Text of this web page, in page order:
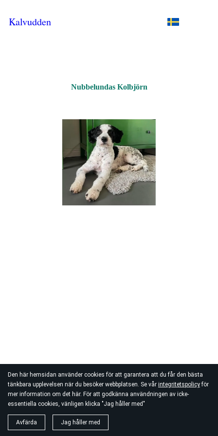
Den här hemsidan använder cookies för att garantera att du får den bästa
tänkbara upplevelsen när du besöker webbplatsen. Se vår integritetspolicyför
mer information om det här. För att godkänna användningen av icke-
essentiella cookies, vänligen klicka "Jag håller med"
Avfärda Jag håller med
Kalvudden
Nubbelundas Kolbjörn